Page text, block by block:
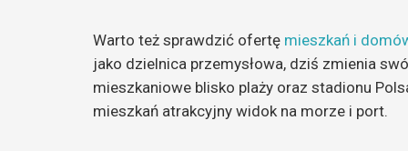
Warto też sprawdzić ofertę mieszkań i
jako dzielnica przemysłowa, dziś zmienia
mieszkaniowe blisko plaży oraz stadionu
mieszkań atrakcyjny widok na morze i port.